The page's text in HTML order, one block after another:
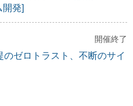
開発]
開催終了
のゼロトラスト、不断のサイ